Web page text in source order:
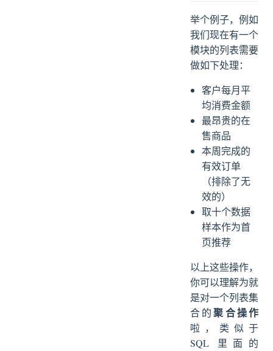
举个例子，例如
我们现在有一个
模块的列表需要
做如下处理：
客户每月平
均消费金额
最昂贵的在
售商品
本周完成的
有效订单
（排除了无
效的）
取十个数据
样本作为首
页推荐
以上这些操作，
你可以理解为就
是对一个列表集
合的聚合操作
啦，类似于
SQL 里面的